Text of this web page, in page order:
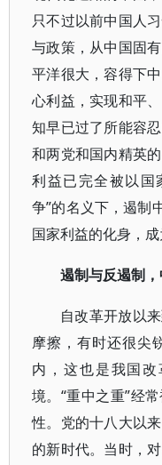
只不过以前中国人
与政策，从中国固
平洋很大，容得下
心利益，实现和平
知早已过了所能容
和两党和国内精英
利益已完全被以国
争”的名义下，遏制
国家利益的化身，成
遏制与反遏制
自改革开放以
摩擦，有时还很尖
内，这也是我国
境。“重中之重”经
性。党的十八大以
的新时代。当时，